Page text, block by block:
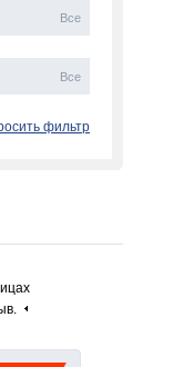
Все
Все
фильтр